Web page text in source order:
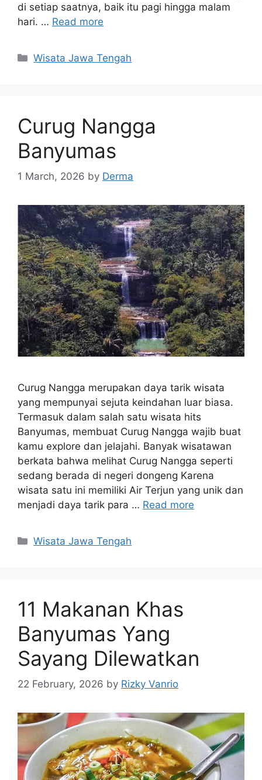
di setiap saatnya, baik itu pagi hingga malam
hari. … Read more
Categories
Wisata Jawa Tengah
Curug Nangga
Banyumas
1 March, 2026 by Derma
Curug Nangga merupakan daya tarik wisata
yang mempunyai sejuta keindahan luar biasa.
Termasuk dalam salah satu wisata hits
Banyumas, membuat Curug Nangga wajib buat
kamu explore dan jelajahi. Banyak wisatawan
berkata bahwa melihat Curug Nangga seperti
sedang berada di negeri dongeng Karena
wisata satu ini memiliki Air Terjun yang unik dan
menjadi daya tarik para … Read more
Categories
Wisata Jawa Tengah
11 Makanan Khas
Banyumas Yang
Sayang Dilewatkan
22 February, 2026 by Rizky Vanrio